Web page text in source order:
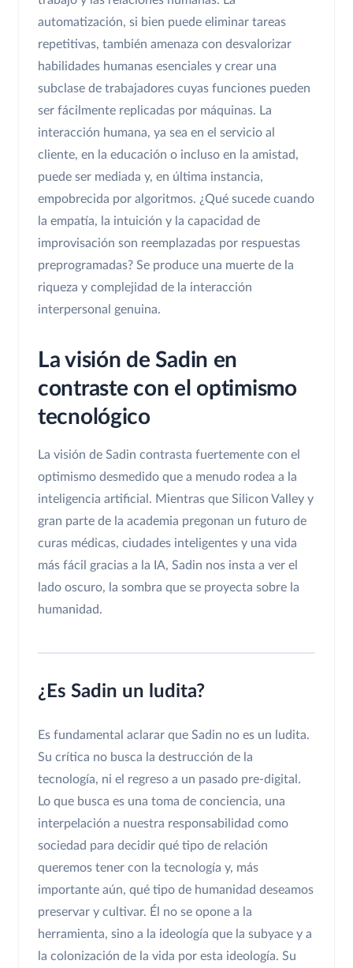
automatización, si bien puede eliminar tareas
repetitivas, también amenaza con desvalorizar
habilidades humanas esenciales y crear una
subclase de trabajadores cuyas funciones pueden
ser fácilmente replicadas por máquinas. La
interacción humana, ya sea en el servicio al
cliente, en la educación o incluso en la amistad,
puede ser mediada y, en última instancia,
empobrecida por algoritmos. ¿Qué sucede cuando
la empatía, la intuición y la capacidad de
improvisación son reemplazadas por respuestas
preprogramadas? Se produce una muerte de la
riqueza y complejidad de la interacción
interpersonal genuina.
La visión de Sadin en
contraste con el optimismo
tecnológico
La visión de Sadin contrasta fuertemente con el
optimismo desmedido que a menudo rodea a la
inteligencia artificial. Mientras que Silicon Valley y
gran parte de la academia pregonan un futuro de
curas médicas, ciudades inteligentes y una vida
más fácil gracias a la IA, Sadin nos insta a ver el
lado oscuro, la sombra que se proyecta sobre la
humanidad.
¿Es Sadin un ludita?
Es fundamental aclarar que Sadin no es un ludita.
Su crítica no busca la destrucción de la
tecnología, ni el regreso a un pasado pre-digital.
Lo que busca es una toma de conciencia, una
interpelación a nuestra responsabilidad como
sociedad para decidir qué tipo de relación
queremos tener con la tecnología y, más
importante aún, qué tipo de humanidad deseamos
preservar y cultivar. Él no se opone a la
herramienta, sino a la ideología que la subyace y a
la colonización de la vida por esta ideología. Su